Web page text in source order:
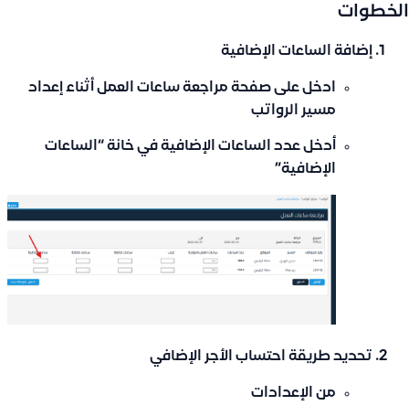
الخطوات
إضافة الساعات الإضافية
ادخل على صفحة مراجعة ساعات العمل أثناء إعداد
مسير الرواتب
أدخل عدد الساعات الإضافية في خانة “الساعات
الإضافية”
تحديد طريقة احتساب الأجر الإضافي
من الإعدادات